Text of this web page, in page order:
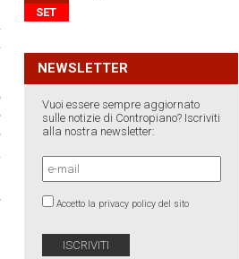
SET
NEWSLETTER
Vuoi essere sempre aggiornato
sulle notizie di Contropiano? Iscriviti
alla nostra newsletter:
Accetto la privacy policy del sito